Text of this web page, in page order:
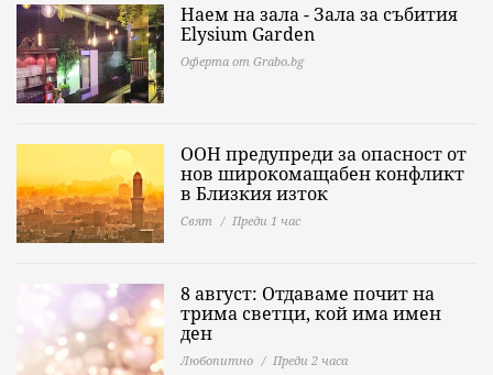
Наем на зала - Зала за събития
Elysium Garden
Оферта от Grabo.bg
ООН предупреди за опасност от
нов широкомащабен конфликт
в Близкия изток
Свят Преди 1 час
8 август: Отдаваме почит на
трима светци, кой има имен
ден
Любопитно Преди 2 часа